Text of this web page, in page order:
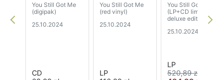
You Still Got Me
(digipak)
25.10.2024
CD
You Still Got Me
(red vinyl)
25.10.2024
LP
You Still Got Me
(LP+CD limited
deluxe edition)
25.10.2024
LP
520,89 zł